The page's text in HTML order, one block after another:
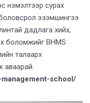
нэмэлтээр сурах
эзэмшингээ
дадлага хийх,
боломжийг BHMS
талаарх
аваарай.
school/